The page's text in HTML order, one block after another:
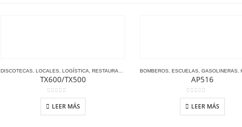
,HOTELES,HYTERA,OFICINAS
DISCOTECAS, LOCALES, LOGÍSTICA, RESTAURANTE TIENDAS,TIPOS DE MERCADOS,TXPRO
TX600/TX500
0out of 5
LEER MÁS
BOMBEROS, ESCUELAS, GASOLINERAS,
AP516
0out of 5
LEER MÁS